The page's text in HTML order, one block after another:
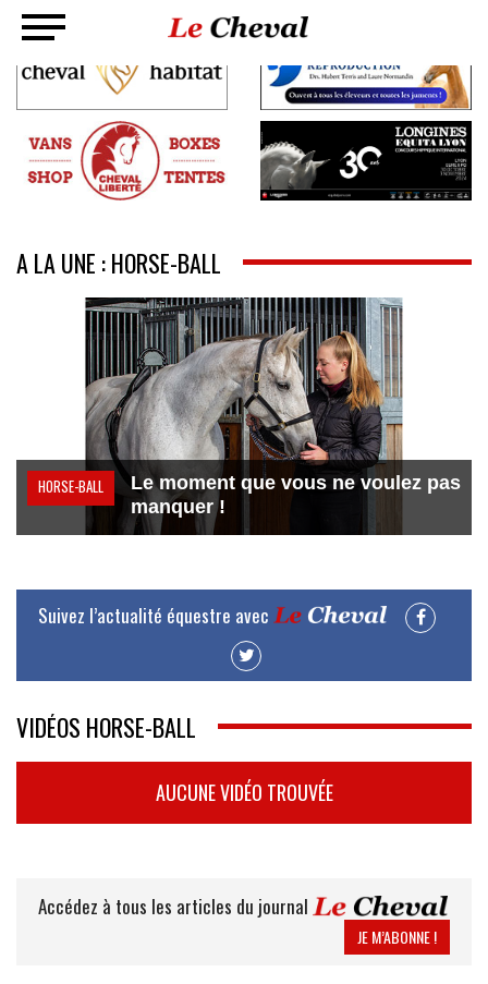
A LA UNE : HORSE-BALL
HORSE-BALL
Le moment que vous ne voulez pas
manquer !
Suivez l’actualité équestre avec
VIDÉOS HORSE-BALL
AUCUNE VIDÉO TROUVÉE
Accédez à tous les articles du journal
JE M’ABONNE !